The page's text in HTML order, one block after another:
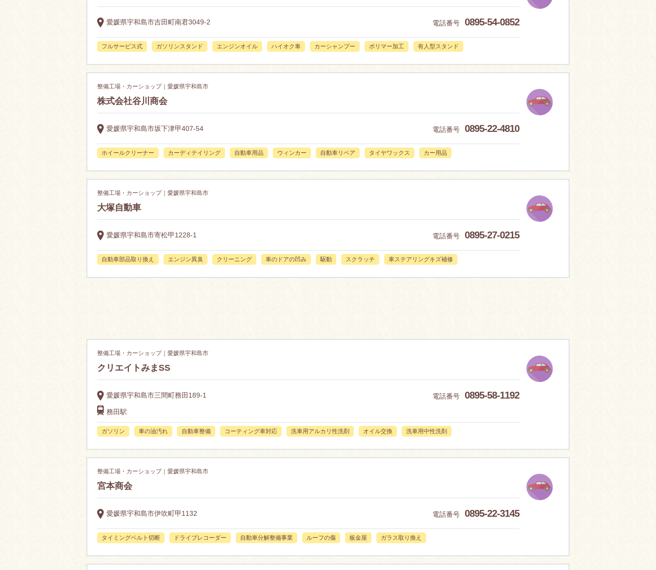
愛媛県宇和島市吉田町南君3049-2 電話番号 0895-54-0852
フルサービス式 ガソリンスタンド エンジンオイル ハイオク車 カーシャンプー ポリマー加工 有人型スタンド
整備工場・カーショップ｜愛媛県宇和島市
株式会社谷川商会
愛媛県宇和島市坂下津甲407-54 電話番号 0895-22-4810
ホイールクリーナー カーディテイリング 自動車用品 ウィンカー 自動車リペア タイヤワックス カー用品
整備工場・カーショップ｜愛媛県宇和島市
大塚自動車
愛媛県宇和島市寄松甲1228-1 電話番号 0895-27-0215
自動車部品取り換え エンジン異臭 クリーニング 車のドアの凹み 駆動 スクラッチ 車ステアリングキズ補修
整備工場・カーショップ｜愛媛県宇和島市
クリエイトみまSS
愛媛県宇和島市三間町務田189-1 電話番号 0895-58-1192
務田駅
ガソリン 車の油汚れ 自動車整備 コーティング車対応 洗車用アルカリ性洗剤 オイル交換 洗車用中性洗剤
整備工場・カーショップ｜愛媛県宇和島市
宮本商会
愛媛県宇和島市伊吹町甲1132 電話番号 0895-22-3145
タイミングベルト切断 ドライブレコーダー 自動車分解整備事業 ルーフの傷 板金屋 ガラス取り換え